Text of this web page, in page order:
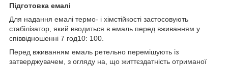
Підготовка емалі
Для надання емалі термо- і хімстійкості застосовують
стабілізатор, який вводиться в емаль перед вживанням у
співвідношенні 7 год10: 100.
Перед вживанням емаль ретельно перемішують із
затверджувачем, з огляду на, що життєздатність отриманої